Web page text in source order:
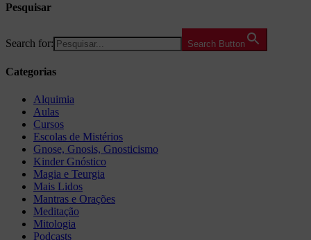
Pesquisar
Search for: Search Button
Categorias
Alquimia
Aulas
Cursos
Escolas de Mistérios
Gnose, Gnosis, Gnosticismo
Kinder Gnóstico
Magia e Teurgia
Mais Lidos
Mantras e Orações
Meditação
Mitologia
Podcasts